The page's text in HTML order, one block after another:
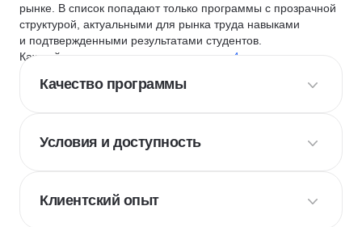
рынке. В список попадают только программы с прозрачной
структурой, актуальными для рынка труда навыками
и подтвержденными результатами студентов.
Каждый курс и школу мы оцениваем по
4 критериям
Качество программы
Условия и доступность
Клиентский опыт